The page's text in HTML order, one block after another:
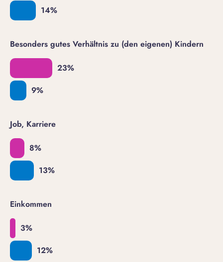
Besonders gutes Verhältnis zu (den eigenen) Kindern
Job, Karriere
Einkommen